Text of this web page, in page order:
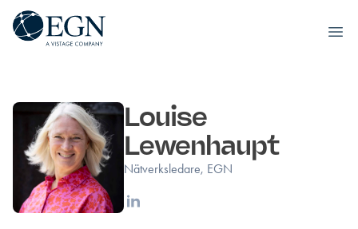
Executives' Global Network
Louise
Lewenhaupt
Nätverksledare, EGN
Linkedin